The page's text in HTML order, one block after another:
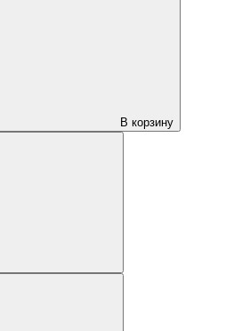
В корзину